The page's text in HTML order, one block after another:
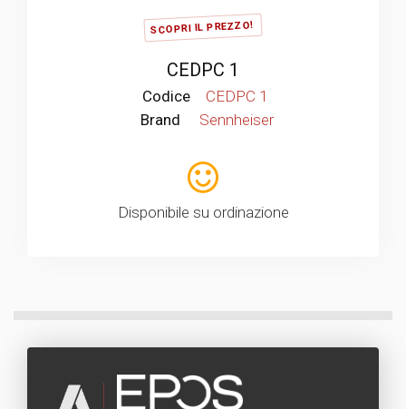
SCOPRI IL PREZZO!
CEDPC 1
Codice
CEDPC 1
Brand
Sennheiser
Disponibile su ordinazione